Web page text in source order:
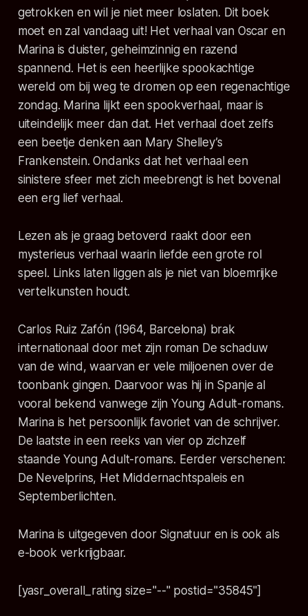
getrokken en wil je niet meer loslaten. Dit boek
moet en zal vandaag uit! Het verhaal van Oscar en
Marina is duister, geheimzinnig en razend
spannend. Het is een heerlijke spookachtige
wereld om bij weg te dromen op een regenachtige
zondag. Marina lijkt een spookverhaal, maar is
uiteindelijk meer dan dat. Het verhaal doet zelfs
een beetje denken aan Mary Shelley’s
Frankenstein. Ondanks dat het verhaal een
sinistere sfeer met zich meebrengt is het bovenal
een erg lief verhaal.
Lezen als je graag betoverd raakt door een
mysterieus verhaal waarin liefde een grote rol
speel. Links laten liggen als je niet van bloemrijke
vertelkunsten houdt.
Carlos Ruiz Zafón (1964, Barcelona) brak
internationaal door met zijn roman De schaduw
van de wind, waarvan er vele miljoenen over de
toonbank gingen. Daarvoor was hij in Spanje al
vooral bekend vanwege zijn Young Adult-romans.
Marina is het persoonlijk favoriet van de schrijver.
De laatste in een reeks van vier op zichzelf
staande Young Adult-romans. Eerder verschenen:
De Nevelprins, Het Middernachtspaleis en
Septemberlichten.
Marina is uitgegeven door Signatuur en is ook als
e-book verkrijgbaar.
[yasr_overall_rating size="--" postid="35845"]